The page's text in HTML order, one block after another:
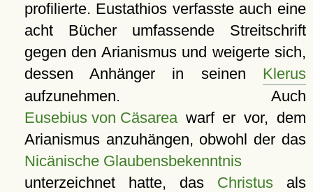
profilierte. Eustathios verfasste auch eine
acht Bücher umfassende Streitschrift
gegen den Arianismus und weigerte sich,
dessen Anhänger in seinen Klerus
aufzunehmen. Auch
Eusebius von Cäsareawarf er vor, dem
Arianismus anzuhängen, obwohl der das
Nicänische Glaubensbekenntnis
unterzeichnet hatte, das Christusals